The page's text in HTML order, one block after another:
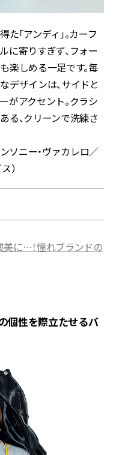
「アンディ」。カーフ
に寄りすぎず、フォー
楽しめる一足です。毎
デザインは、サイドと
がアクセント。クラシ
る、クリーンで洗練さ
ソニー・ヴァカレロ／
）
美に…！憧れブランドの
個性を際立たせるバ